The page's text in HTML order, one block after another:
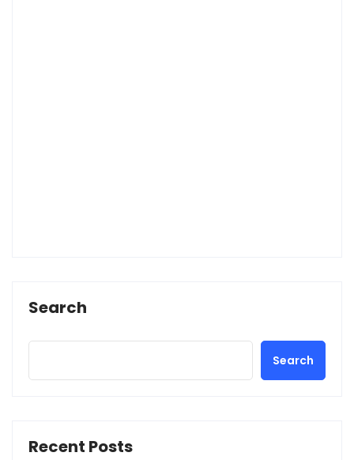
Search
Search
Recent Posts